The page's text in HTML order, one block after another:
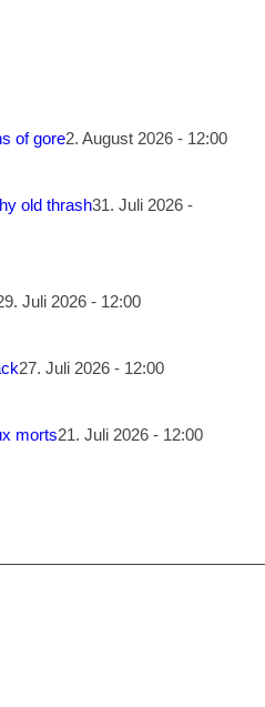
of gore2. August 2026 - 12:00
old thrash31. Juli 2026 -
Juli 2026 - 12:00
27. Juli 2026 - 12:00
morts21. Juli 2026 - 12:00